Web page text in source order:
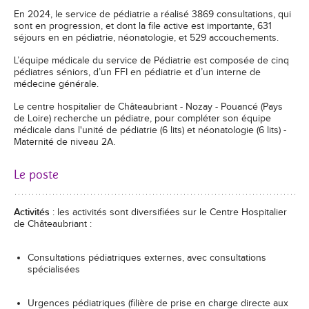
En 2024, le service de pédiatrie a réalisé 3869 consultations, qui
sont en progression, et dont la file active est importante, 631
séjours en en pédiatrie, néonatologie, et 529 accouchements.
L’équipe médicale du service de Pédiatrie est composée de cinq
pédiatres séniors, d’un FFI en pédiatrie et d’un interne de
médecine générale.
Le centre hospitalier de Châteaubriant - Nozay - Pouancé (Pays
de Loire) recherche un pédiatre, pour compléter son équipe
médicale dans l'unité de pédiatrie (6 lits) et néonatologie (6 lits) -
Maternité de niveau 2A.
Le poste
Activités : les activités sont diversifiées sur le Centre Hospitalier
de Châteaubriant :
Consultations pédiatriques externes, avec consultations
spécialisées
Urgences pédiatriques (filière de prise en charge directe aux